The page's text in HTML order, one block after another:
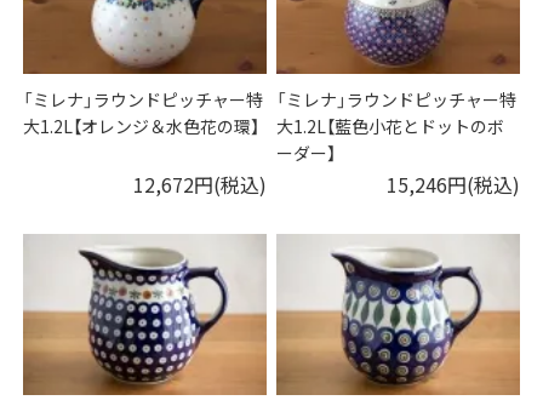
「ミレナ」ラウンドピッチャー特
大1.2L【オレンジ＆水色花の環】
12,672円(税込)
「ミレナ」ラウンドピッチャー特
大1.2L【藍色小花とドットのボ
ーダー】
15,246円(税込)